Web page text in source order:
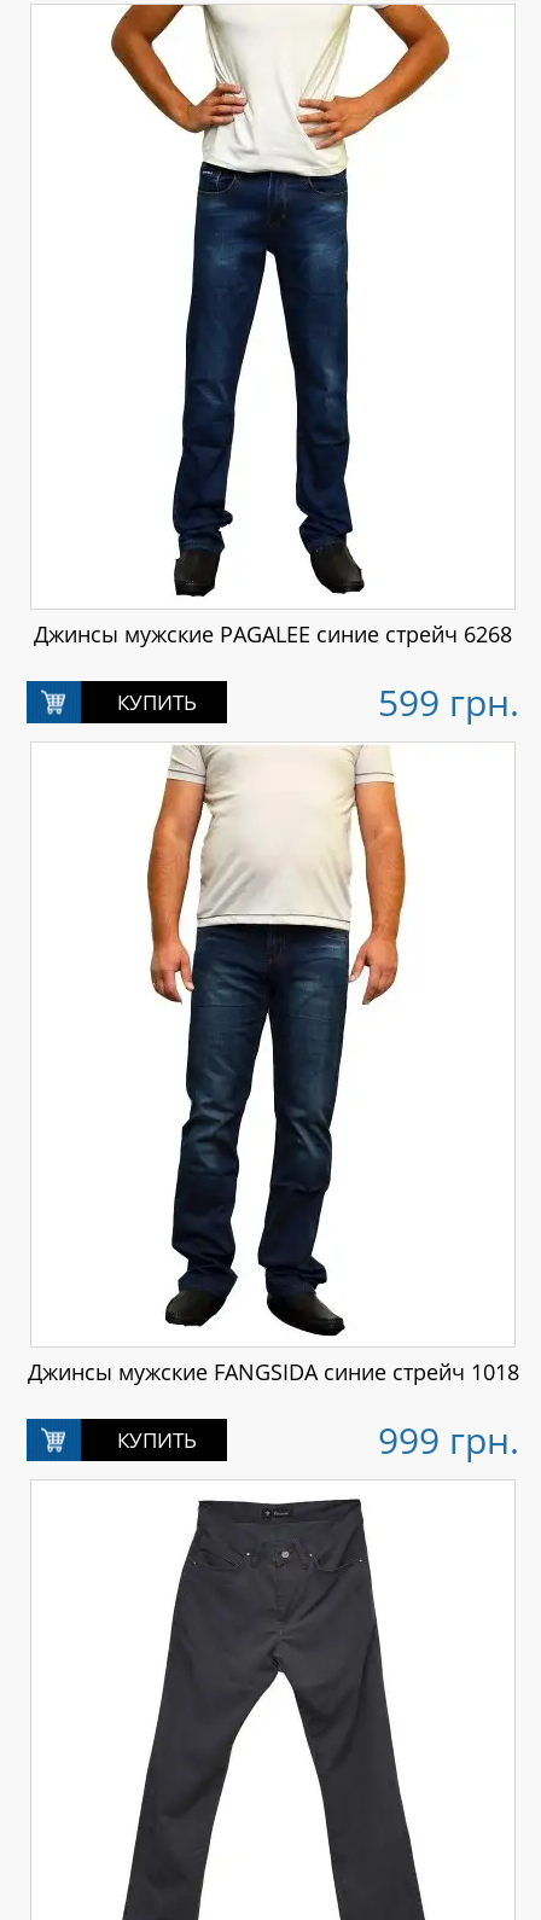
Джинсы мужские PAGALEE синие стрейч 6268
599 грн.
Джинсы мужские FANGSIDA синие стрейч 1018
999 грн.